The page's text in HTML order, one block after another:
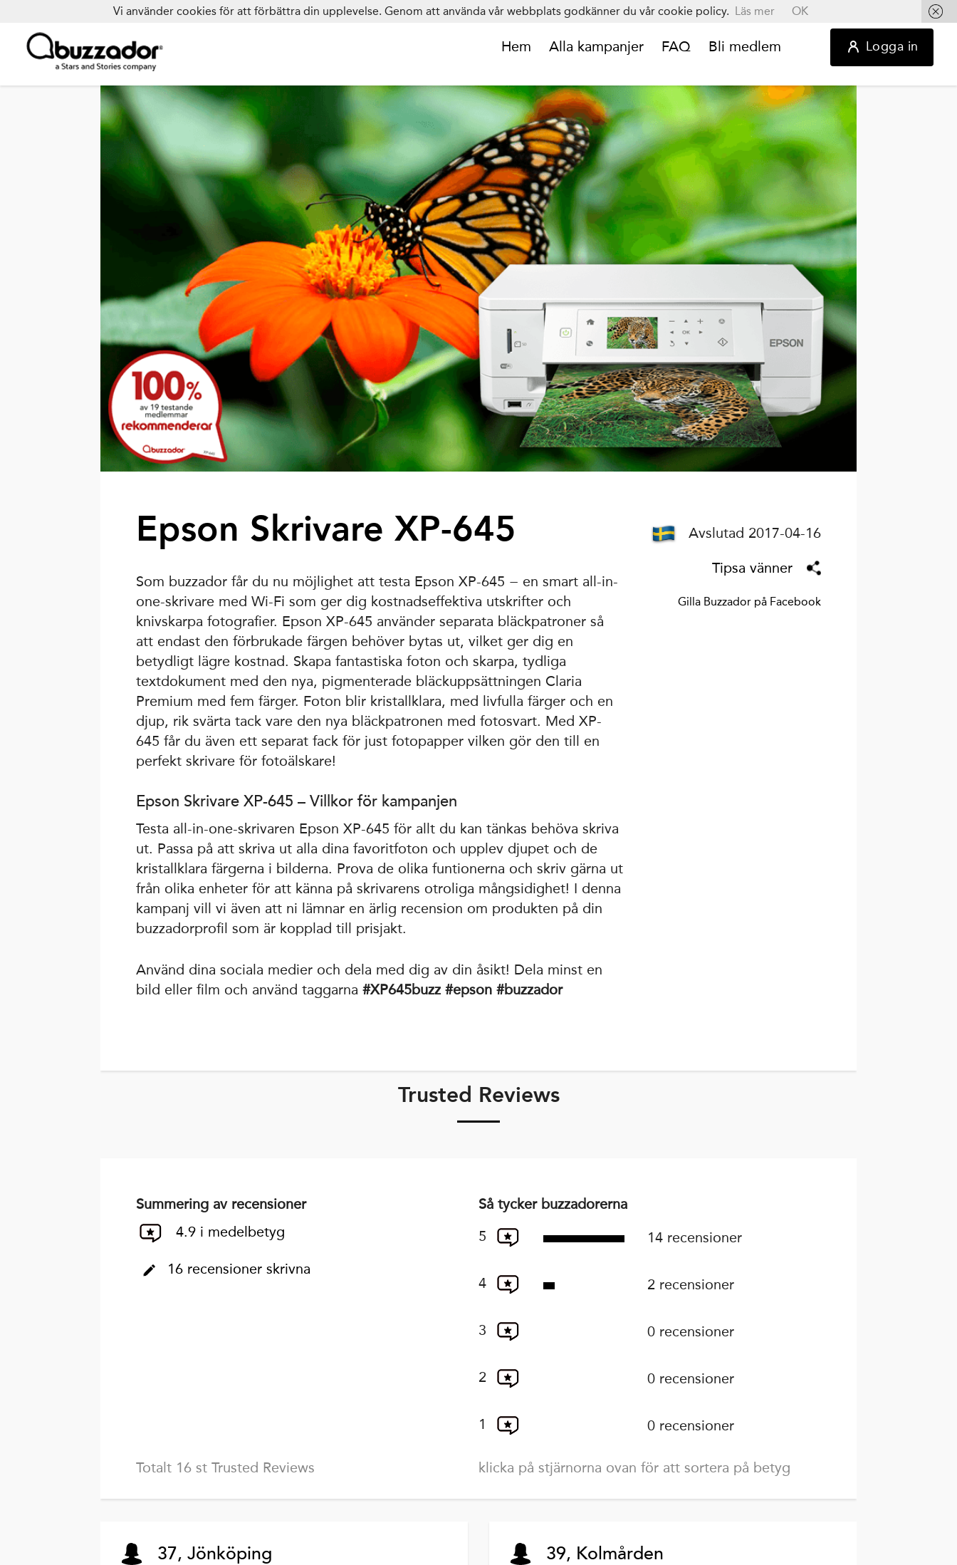
Hem Alla kampanjer FAQ Bli medlem Logga in
Epson Skrivare XP-645
Som buzzador får du nu möjlighet att testa Epson XP-645 − en smart all-in-
one-skrivare med Wi-Fi som ger dig kostnadseffektiva utskrifter och
knivskarpa fotografier. Epson XP-645 använder separata bläckpatroner så
att endast den förbrukade färgen behöver bytas ut, vilket ger dig en
betydligt lägre kostnad. Skapa fantastiska foton och skarpa, tydliga
textdokument med den nya, pigmenterade bläckuppsättningen Claria
Premium med fem färger. Foton blir kristallklara, med livfulla färger och en
djup, rik svärta tack vare den nya bläckpatronen med fotosvart. Med XP-
645 får du även ett separat fack för just fotopapper vilken gör den till en
perfekt skrivare för fotoälskare!
Epson Skrivare XP-645 – Villkor för kampanjen
Testa all-in-one-skrivaren Epson XP-645 för allt du kan tänkas behöva skriva
ut. Passa på att skriva ut alla dina favoritfoton och upplev djupet och de
kristallklara färgerna i bilderna. Prova de olika funtionerna och skriv gärna ut
från olika enheter för att känna på skrivarens otroliga mångsidighet! I denna
kampanj vill vi även att ni lämnar en ärlig recension om produkten på din
buzzadorprofil som är kopplad till prisjakt.
Använd dina sociala medier och dela med dig av din åsikt! Dela minst en
bild eller film och använd taggarna#XP645buzz #epson #buzzador
Avslutad 2017-04-16
Tipsa vänner
Gilla Buzzador på Facebook
Trusted Reviews
Summering av recensioner
4.9 i medelbetyg
16 recensioner skrivna
Totalt 16 st Trusted Reviews
Så tycker buzzadorerna
5
14 recensioner
4 2 recensioner
3 0 recensioner
2 0 recensioner
1 0 recensioner
klicka på stjärnorna ovan för att sortera på betyg
37, Jönköping 39, Kolmården
Vi använder cookies för att förbättra din upplevelse. Genom att använda vår webbplats godkänner du vår cookie policy. Läs mer OK